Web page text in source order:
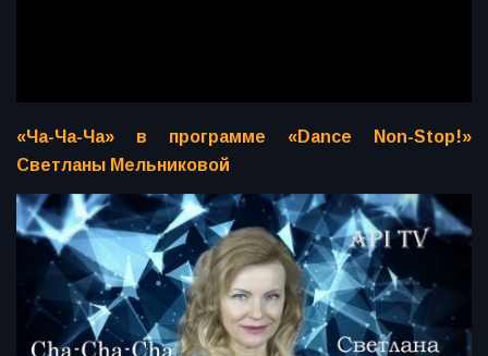
«Ча-Ча-Ча» в программе «Dance Non-Stop!»
Светланы Мельниковой